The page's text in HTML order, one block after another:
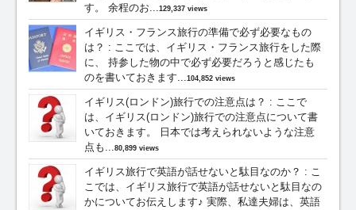
す。 余程のお...129,337 views
イギリス・フランス旅行の準備で必ず必要なもの
は？ : ここでは、イギリス・フランス旅行をした際
に、 持参した物の中で必ず必要だろうと感じたも
のを書いておきます...104,852 views
イギリス(ロンドン)旅行での注意点は？ : ここで
は、イギリス(ロンドン)旅行での注意点について書
いておきます。 日本では考えられないような注意
点も...80,899 views
イギリス旅行で英語が話せないと駄目なのか？ : こ
こでは、イギリス旅行で英語が話せないと駄目なの
かについてお伝えします♪ 実際、私達夫婦は、英語